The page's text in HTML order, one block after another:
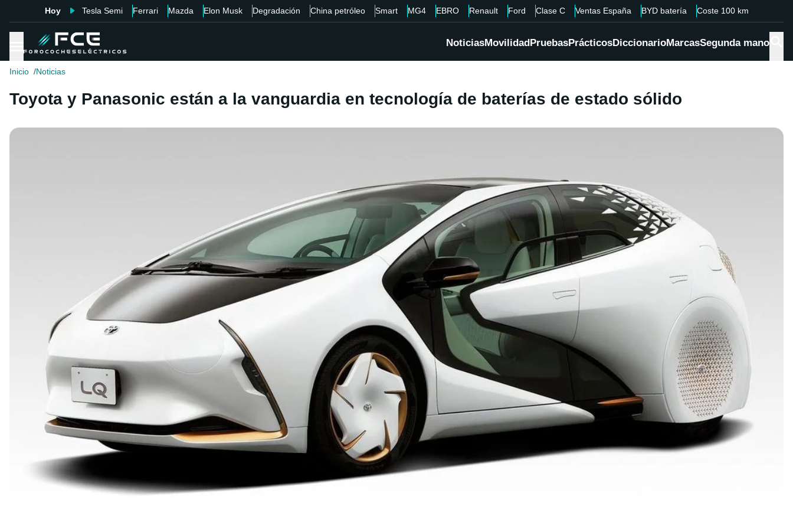
Hoy Tesla Semi Ferrari Mazda Elon Musk Degradación China petróleo Smart MG4 EBRO Renault Ford Clase C Ventas España BYD batería Coste 100 km
NoticiasMovilidadPruebasPrácticosDiccionarioMarcasSegunda mano
Inicio Noticias
Toyota y Panasonic están a la vanguardia en tecnología de baterías de estado sólido